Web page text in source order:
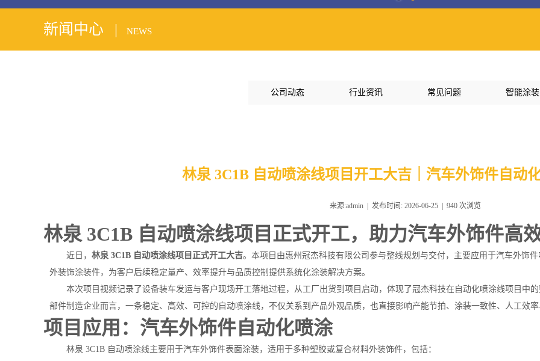
新闻中心 | NEWS
公司动态 行业资讯 常见问题 智能涂装
林泉 3C1B 自动喷涂线项目开工大吉｜汽车外饰件自动
来源:admin | 发布时间: 2026-06-25 | 940 次浏览
林泉 3C1B 自动喷涂线项目正式开工，助力汽车外饰件高
近日， 林泉 3C1B 自动喷涂线项目正式开工大吉。本项目由惠州冠杰科技有限公司参与整线规划与交付，主要应用于汽车外饰
外装饰涂装件，为客户后续稳定量产、效率提升与品质控制提供系统化涂装解决方案。
本次项目视频记录了设备装车发运与客户现场开工落地过程，从工厂出货到项目启动，体现了冠杰科技在自动化喷涂线项目中
部件制造企业而言，一条稳定、高效、可控的自动喷涂线，不仅关系到产品外观品质，也直接影响产能节拍、涂装一致性、人工效率
项目应用：汽车外饰件自动化喷涂
林泉 3C1B 自动喷涂线主要用于汽车外饰件表面涂装，适用于多种塑胶或复合材料外装饰件，包括：